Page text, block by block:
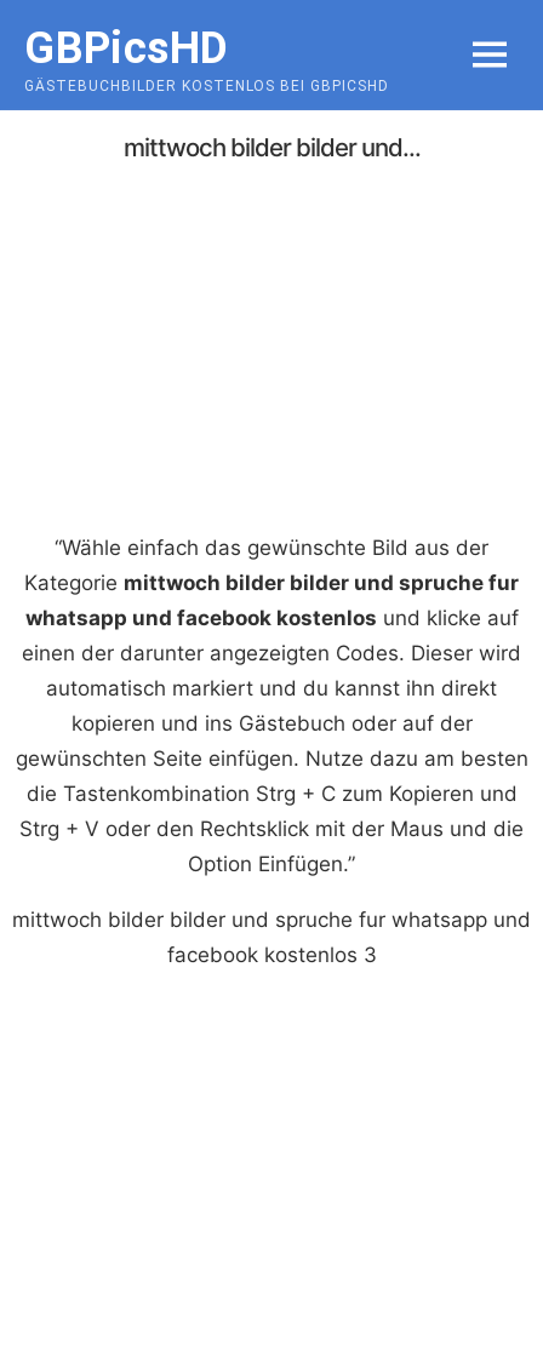
content
GBPicsHD
GÄSTEBUCHBILDER KOSTENLOS BEI GBPICSHD
MENU
mittwoch bilder bilder und...
“Wähle einfach das gewünschte Bild aus der
Kategorie mittwoch bilder bilder und spruche fur
whatsapp und facebook kostenlos und klicke auf
einen der darunter angezeigten Codes. Dieser wird
automatisch markiert und du kannst ihn direkt
kopieren und ins Gästebuch oder auf der
gewünschten Seite einfügen. Nutze dazu am besten
die Tastenkombination Strg + C zum Kopieren und
Strg + V oder den Rechtsklick mit der Maus und die
Option Einfügen.”
mittwoch bilder bilder und spruche fur whatsapp und
facebook kostenlos 3